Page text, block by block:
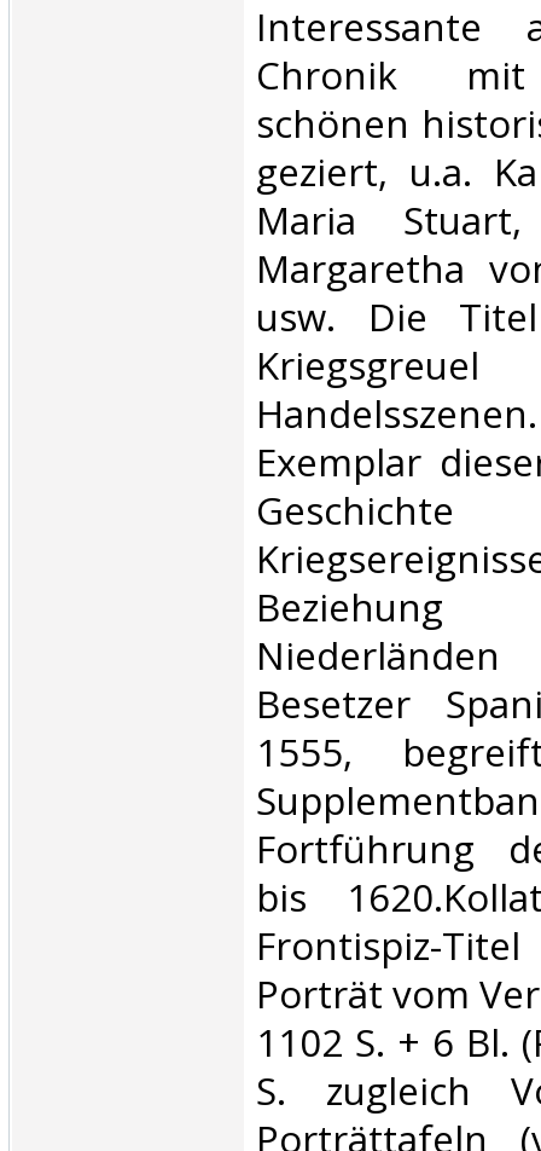
‎Interessante
Chronik mit
schönen
geziert, u.a.
Maria
Margaretha
usw. Die
Exemplar
Besetzer
1555,
Fortführung
bis
Frontispiz-
Porträt vom
1102 S. + 6 Bl.
S. zugleich
Porträttafeln